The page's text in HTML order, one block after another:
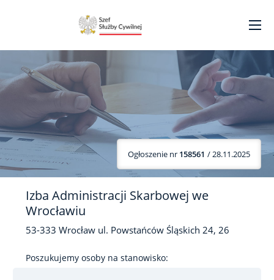
Ogłoszenie nr 158561 / 28.11.2025
Izba Administracji Skarbowej we
Wrocławiu
53-333 Wrocław ul. Powstańców Śląskich 24, 26
Poszukujemy osoby na stanowisko: